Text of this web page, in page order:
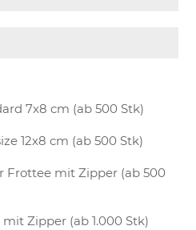
7x8 cm (ab 500 Stk)
12x8 cm (ab 500 Stk)
Frottee mit Zipper (ab 500
Zipper (ab 1.000 Stk)